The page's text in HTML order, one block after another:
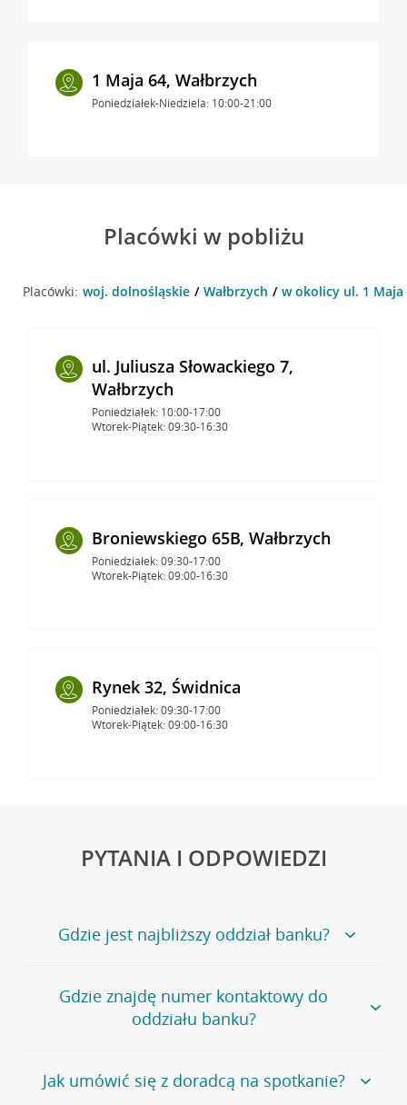
1 Maja 64, Wałbrzych
Poniedziałek-Niedziela: 10:00-21:00
Placówki w pobliżu
Placówki: woj. dolnośląskie Wałbrzych w okolicy ul. 1 Maja
ul. Juliusza Słowackiego 7,
Wałbrzych
Poniedziałek: 10:00-17:00
Wtorek-Piątek: 09:30-16:30
Broniewskiego 65B, Wałbrzych
Poniedziałek: 09:30-17:00
Wtorek-Piątek: 09:00-16:30
Rynek 32, Świdnica
Poniedziałek: 09:30-17:00
Wtorek-Piątek: 09:00-16:30
PYTANIA I ODPOWIEDZI
Gdzie jest najbliższy oddział banku?
Jeśli szukasz oddziału naszego banku, zapraszamy na
stronęPlacówki i bankomaty, na której znajduje się
wygodna wyszukiwarka.
oddziałów
Gdzie znajdę numer kontaktowy do
oddziału banku?
Bank Credit Agricole nie udostępnia ogólnego numeru
telefonu do placówki bankowej.
Jak umówić się z doradcą na spotkanie?